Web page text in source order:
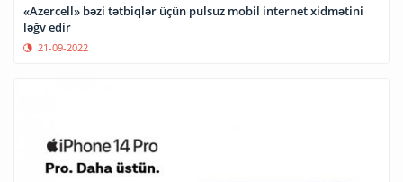
«Azercell» bəzi tətbiqlər üçün pulsuz mobil internet xidmətini
ləğv edir
21-09-2022